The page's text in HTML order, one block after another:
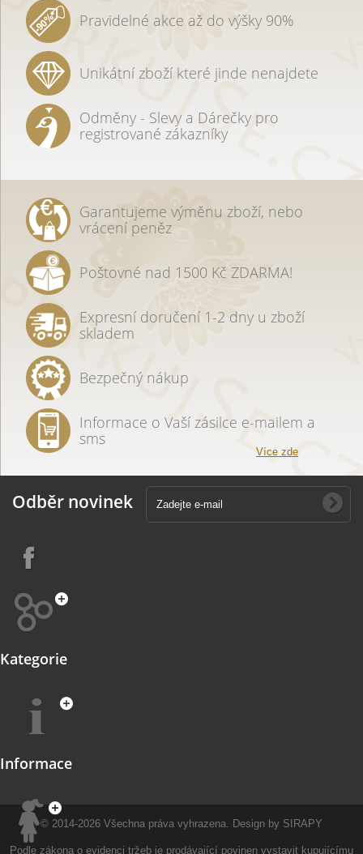
Pravidelné akce až do výšky 90%
Unikátní zboží které jinde nenajdete
Odměny - Slevy a Dárečky pro
registrované zákazníky
Garantujeme výměnu zboží, nebo
vrácení peněz
Poštovné nad 1500 Kč ZDARMA!
Expresní doručení 1-2 dny u zboží
skladem
Bezpečný nákup
Informace o Vaší zásilce e-mailem a
sms
Více zde
Odběr novinek
Kategorie
Informace
© 2014-2026 Všechna práva vyhrazena. Design by SIRAPY
Podle zákona o evidenci tržeb je prodávající povinen vystavit kupujícímu